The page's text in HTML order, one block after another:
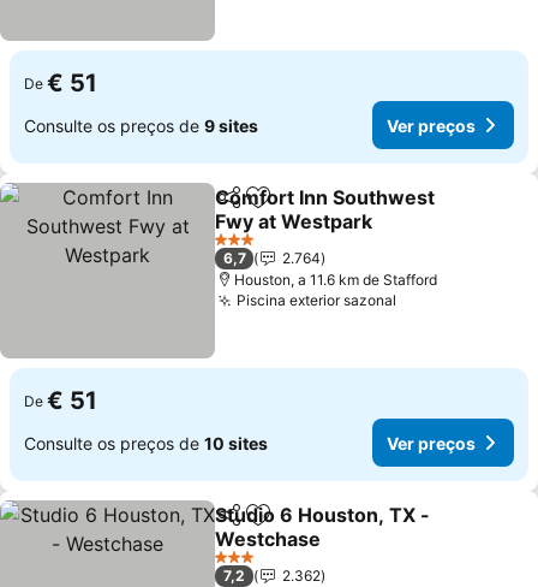
De € 51
Consulte os preços de 9 sites Ver preços
PartilharAdicionar aos favoritos
Comfort Inn Southwest
Fwy at Westpark
Ver preços
3 Estrelas
6,7
2.764
Houston, a 11.6 km de Stafford
Piscina exterior sazonal
De € 51
Consulte os preços de 10 sites Ver preços
PartilharAdicionar aos favoritos
Studio 6 Houston, TX -
Westchase
Ver preços
3 Estrelas
7,2
2.362